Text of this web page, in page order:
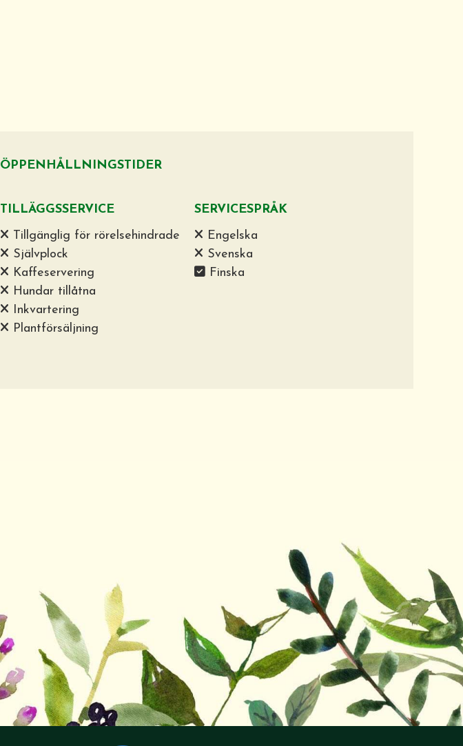
ÖPPENHÅLLNINGSTIDER
TILLÄGGSSERVICE
Tillgänglig för rörelsehindrade
Självplock
Kaffeservering
Hundar tillåtna
Inkvartering
Plantförsäljning
SERVICESPRÅK
Engelska
Svenska
Finska